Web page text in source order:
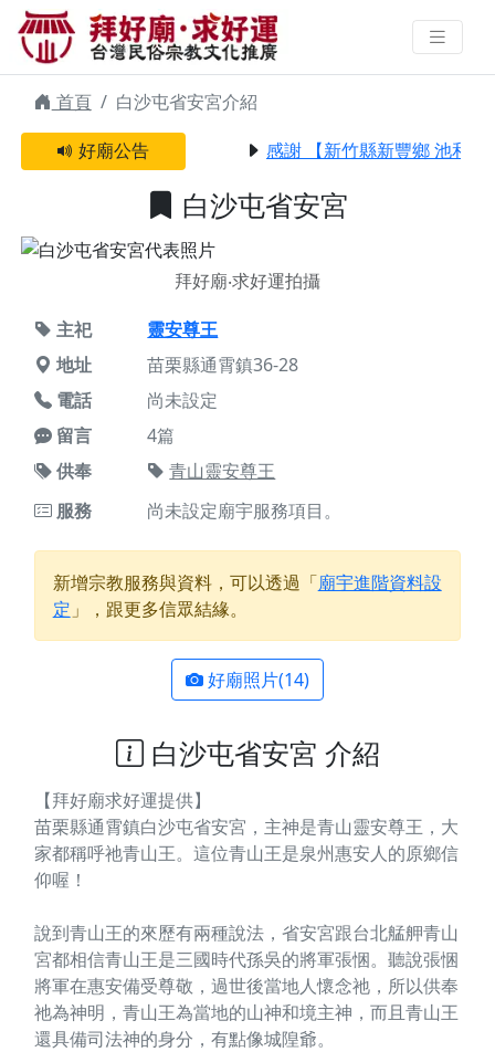
白沙屯省安宮 | 拜好廟求好運 找到
與您有緣的信仰
首頁
白沙屯省安宮介紹
好廟公告
感謝 【新竹縣新豐鄉 池和宮
白沙屯省安宮
拜好廟‧求好運拍攝
主祀
靈安尊王
地址
苗栗縣通霄鎮36-28
電話
尚未設定
留言
4篇
供奉
青山靈安尊王
服務
尚未設定廟宇服務項目。
新增宗教服務與資料，可以透過「廟宇進階資料設
定 」，跟更多信眾結緣。
好廟照片(14)
白沙屯省安宮 介紹
【拜好廟求好運提供】
苗栗縣通霄鎮白沙屯省安宮，主神是青山靈安尊王，大
家都稱呼祂青山王。這位青山王是泉州惠安人的原鄉信
仰喔！
說到青山王的來歷有兩種說法，省安宮跟台北艋舺青山
宮都相信青山王是三國時代孫吳的將軍張悃。聽說張悃
將軍在惠安備受尊敬，過世後當地人懷念祂，所以供奉
祂為神明，青山王為當地的山神和境主神，而且青山王
還具備司法神的身分，有點像城隍爺。